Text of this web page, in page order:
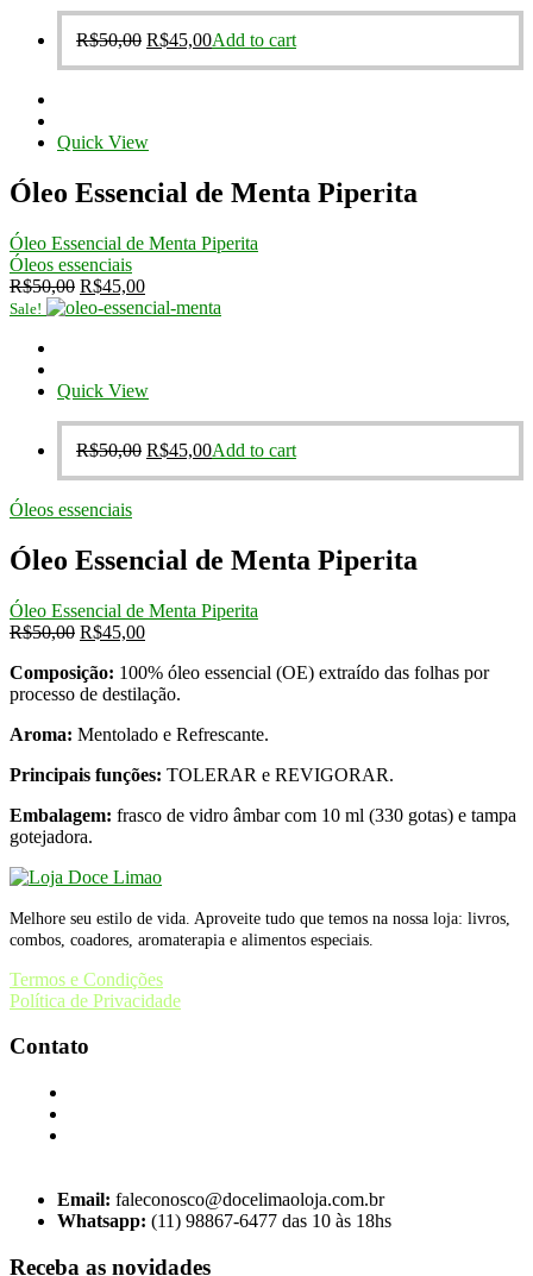
R$50,00 Original
R$45,00Current
Add to cart
Quick View
Óleo Essencial de Menta Piperita
Óleo Essencial de Menta Piperita
Óleos essenciais
R$50,00 Original
price
R$45,00Current
price
Sale!
Quick View
R$50,00 Original
R$45,00Current
Add to cart
Óleos essenciais
Óleo Essencial de Menta Piperita
Óleo Essencial de Menta Piperita
R$50,00 Original
was:
R$50,00.
R$45,00Current
is:
R$45,00.
Composição: 100% óleo essencial (OE) extraído das folhas por
processo de destilação.
Aroma: Mentolado e Refrescante.
Principais funções: TOLERAR e REVIGORAR.
Embalagem: frasco de vidro âmbar com 10 ml (330 gotas) e tampa
gotejadora.
Melhore seu estilo de vida. Aproveite tudo que temos na nossa loja: livros,
combos, coadores, aromaterapia e alimentos especiais.
Termos e Condições
Política de Privacidade
Contato
Email: faleconosco@docelimaoloja.com.br
Whatsapp: (11) 98867-6477 das 10 às 18hs
Receba as novidades